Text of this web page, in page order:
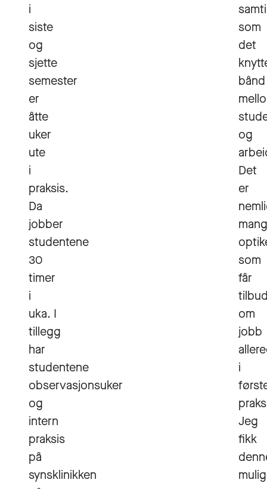
i
siste
og
sjette
semester
er
åtte
uker
ute
i
praksis.
Da
jobber
studentene
30
timer
i
uka. I
tillegg
har
studentene
observasjonsuker
og
intern
praksis
på
synsklinikken
som
det
bånd
og
Det
er
som
får
om
jobb
i
Jeg
fikk